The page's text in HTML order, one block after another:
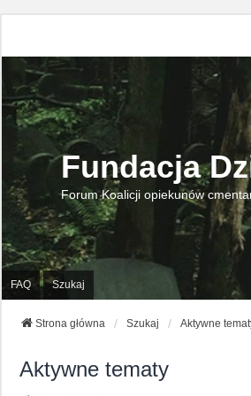
Fundacja
Forum Koalicji opiekunów
FAQ Szukaj
Strona główna Szukaj Aktywne
Aktywne tematy